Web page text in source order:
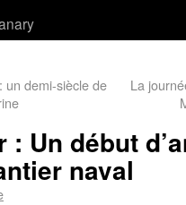
un demi-siècle de
La
Un début
naval